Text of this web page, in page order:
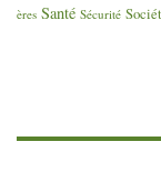
ères Santé Sécurité